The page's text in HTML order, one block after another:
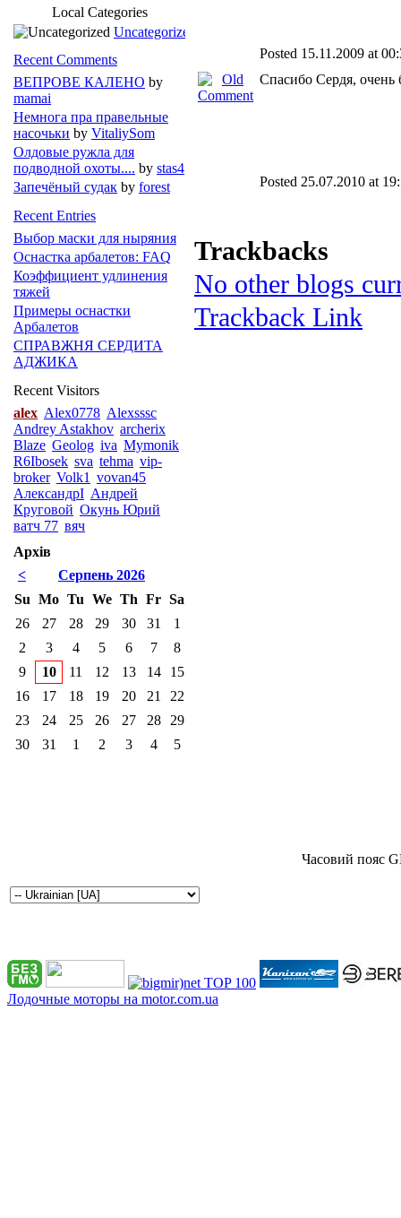
Posted 15.11.2009 at
Спасибо Сердя,
Posted 25.07.2010 at
Trackbacks
No other blogs
Trackback Link
Local Categories
Uncategorized
Recent Comments
ВЕПРОВЕ КАЛЕНО by
mamai
Немнога пра правельные
насочьки by VitaliySom
Олдовые ружла для
подводной охоты.... by stas4
Запечёный судак by forest
Recent Entries
Выбор маски для ныряния
Оснастка арбалетов: FAQ
Коэффициент удлинения
тяжей
Примеры оснастки
Арбалетов
СПРАВЖНЯ СЕРДИТА
АДЖИКА
Recent Visitors
alex Alex0778 Alexsssc
Andrey Astakhov archerix
Blaze Geolog iva Mymonik
R6Ibosek sva tehma vip-
broker Volk1 vovan45
АлександрI Андрей
Круговой Окунь Юрий
ватч 77 вяч
Архів
<
Серпень 2026
Su Mo Tu We Th Fr Sa
26
27 28 29 30 31
1
2
3 4 5 6 7
8
9
10 11 12 13 14
15
16
17 18 19 20 21
22
23
24 25 26 27 28
29
30
31 1 2 3 4 5
Часовий пояс
Лодочные моторы на motor.com.ua